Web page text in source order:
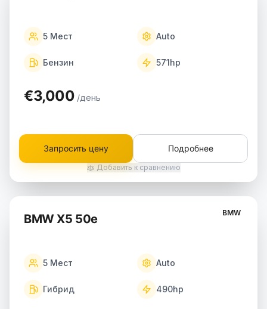
5 Мест Auto
Бензин 571hp
€3,000 /день
Запросить цену Подробнее
Добавить к сравнению
BMW
BMW X5 50e
5 Мест Auto
Гибрид 490hp